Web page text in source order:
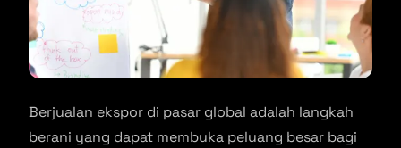
Berjualan ekspor di pasar global adalah langkah
berani yang dapat membuka peluang besar bagi